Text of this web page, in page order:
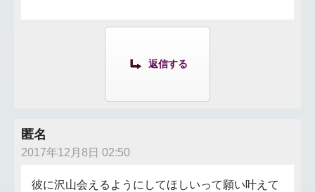
返信する
匿名
2017年12月8日 02:50
彼に沢山会えるようにしてほしいって願い叶えて